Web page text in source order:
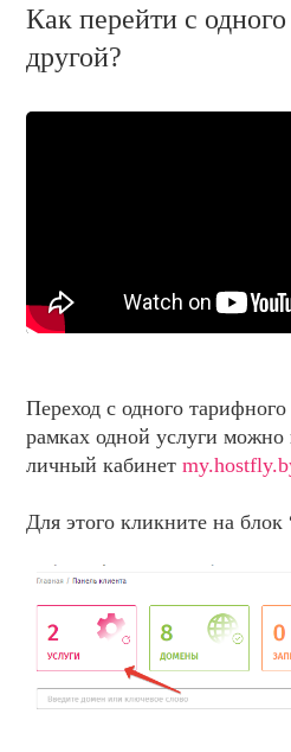
НОВОСТИ И АКЦИИ
БЛОГ
Как перейти с
другой?
Переход с одного
рамках одной услуги можно
личный кабинет
Для этого кликните на блок